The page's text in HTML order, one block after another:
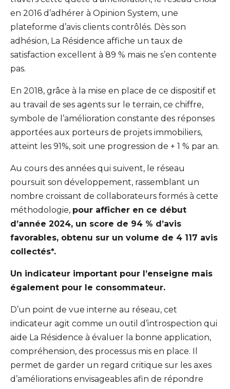
en 2016 d’adhérer à Opinion System, une
plateforme d’avis clients contrôlés. Dès son
adhésion, La Résidence affiche un taux de
satisfaction excellent à 89 % mais ne s’en contente
pas.
En 2018, grâce à la mise en place de ce dispositif et
au travail de ses agents sur le terrain, ce chiffre,
symbole de l’amélioration constante des réponses
apportées aux porteurs de projets immobiliers,
atteint les 91%, soit une progression de + 1 % par an.
Au cours des années qui suivent, le réseau
poursuit son développement, rassemblant un
nombre croissant de collaborateurs formés à cette
méthodologie, pour afficher en ce début
d’année 2024, un score de 94 % d’avis
favorables, obtenu sur un volume de 4 117 avis
collectés*.
Un indicateur important pour l’enseigne mais
également pour le consommateur.
D’un point de vue interne au réseau, cet
indicateur agit comme un outil d’introspection qui
aide La Résidence à évaluer la bonne application,
compréhension, des processus mis en place. Il
permet de garder un regard critique sur les axes
d’améliorations envisageables afin de répondre